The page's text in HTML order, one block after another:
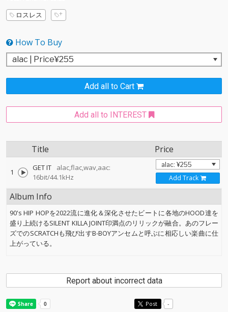
ロスレス
How To Buy
Add all to Cart
Add all to INTEREST
Title Price
1 GET IT
alac,flac,wav,aac:
16bit/44.1kHz
Add Track
Album Info
90's HIP HOPを2022流に進化＆深化させたビートに各地のHOOD達を
盛り上続けるSILENT KILLA JOINT印満点のリリックが融合。あのフレー
ズでのSCRATCHも飛び出すB-BOYアンセムと呼ぶに相応しい楽曲に仕
上がっている。
Report about incorrect data
Post -